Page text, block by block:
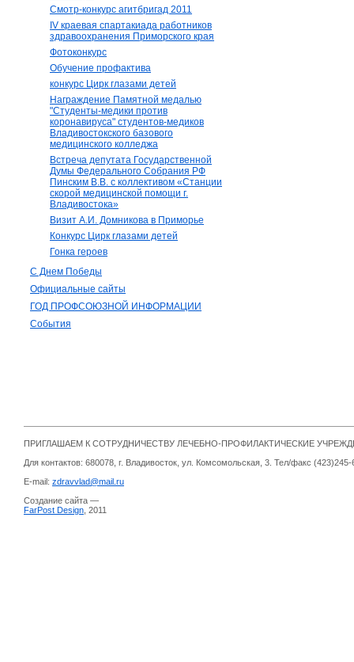
Смотр-конкурс агитбригад 2011
IV краевая спартакиада работников
здравоохранения Приморского края
Фотоконкурс
Обучение профактива
конкурс Цирк глазами детей
Награждение Памятной медалью
"Студенты-медики против
коронавируса" студентов-медиков
Владивостокского базового
медицинского колледжа
Встреча депутата Государственной
Думы Федерального Собрания РФ
Пинским В.В. с коллективом «Станции
скорой медицинской помощи г.
Владивостока»
Визит А.И. Домникова в Приморье
Конкурс Цирк глазами детей
Гонка героев
С Днем Победы
Официальные сайты
ГОД ПРОФСОЮЗНОЙ ИНФОРМАЦИИ
События
ПРИГЛАШАЕМ К СОТРУДНИЧЕСТВУ ЛЕЧЕБНО-ПРОФИЛАКТИЧЕСКИЕ
Для контактов: 680078, г. Владивосток, ул. Комсомольская, 3. Тел/факс
E-mail: zdravvlad@mail.ru
Создание сайта —
FarPost Design , 2011